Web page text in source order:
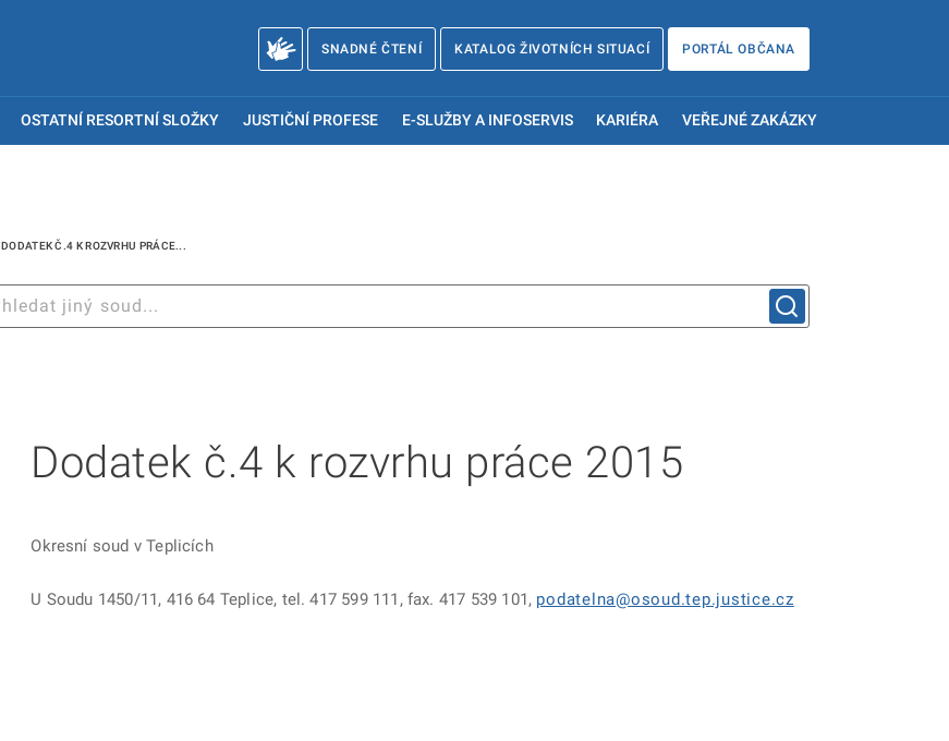
SNADNÉ ČTENÍ KATALOG ŽIVOTNÍCH SITUACÍ PORTÁL OBČANA
OSTATNÍ RESORTNÍ SLOŽKY JUSTIČNÍ PROFESE E-SLUŽBY A INFOSERVIS KARIÉRA VEŘEJNÉ ZAKÁZKY
DODATEK Č.4 K ROZVRHU PRÁCE...
Dodatek č.4 k rozvrhu práce 2015
Okresní soud v Teplicích
U Soudu 1450/11, 416 64 Teplice, tel. 417 599 111, fax. 417 539 101, podatelna@osoud.tep.justice.cz